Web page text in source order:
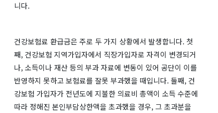
니다.
건강보험료 환급금은 주로 두 가지 상황에서 발생합니다. 첫
째, 건강보험 지역가입자에서 직장가입자로 자격이 변경되거
나, 소득이나 재산 등의 부과 자료에 변동이 있어 공단이 이를
반영하지 못하고 보험료를 잘못 부과했을 때입니다. 둘째, 건
강보험 가입자가 전년도에 지불한 의료비 총액이 소득 수준에
따라 정해진 본인부담상한액을 초과했을 경우, 그 초과분을